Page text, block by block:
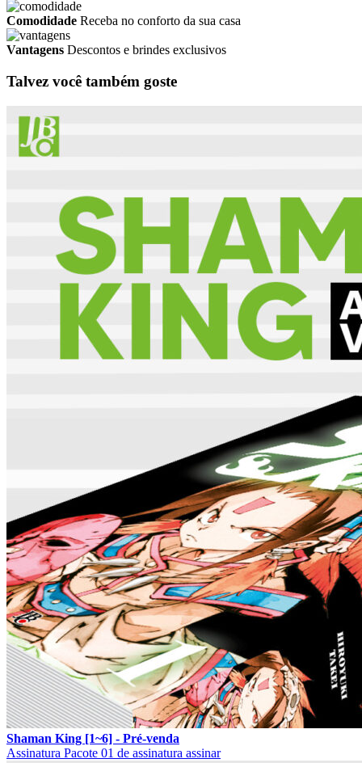
Comodidade Receba no conforto da sua casa
Vantagens Descontos e brindes exclusivos
Talvez você também goste
Shaman King [1~6] - Pré-venda
Assinatura Pacote 01 de assinatura assinar